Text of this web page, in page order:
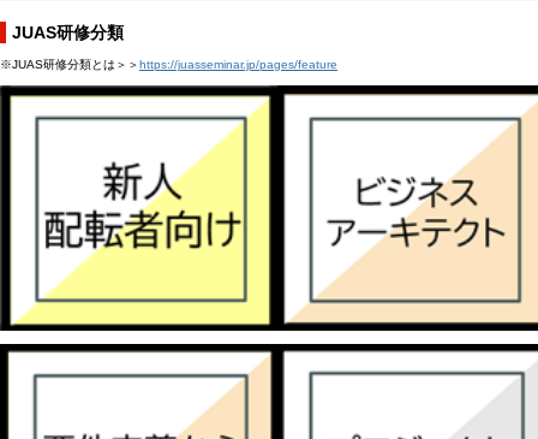
JUAS研修分類
※JUAS研修分類とは＞＞https://juasseminar.jp/pages/feature